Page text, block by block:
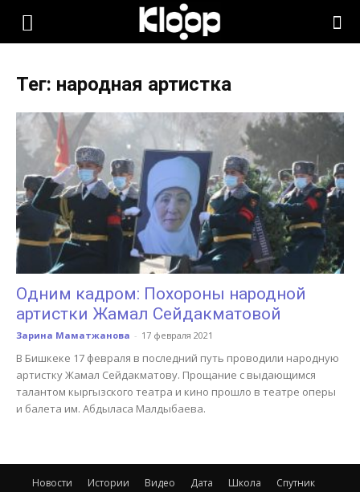
KLOOP.KG
Новости
Кыргызстана
Тег: народная артистка
Одним кадром: Похороны народной
артистки Жамал Сейдакматовой
Зарина Маматжанова - 17 февраля 2021
В Бишкеке 17 февраля в последний путь проводили народную
артистку Жамал Сейдакматову. Прощание с выдающимся
талантом кыргызского театра и кино прошло в театре оперы
и балета им. Абдыласа Малдыбаева.
Новости Истории Видео Дата Школа
Спутник